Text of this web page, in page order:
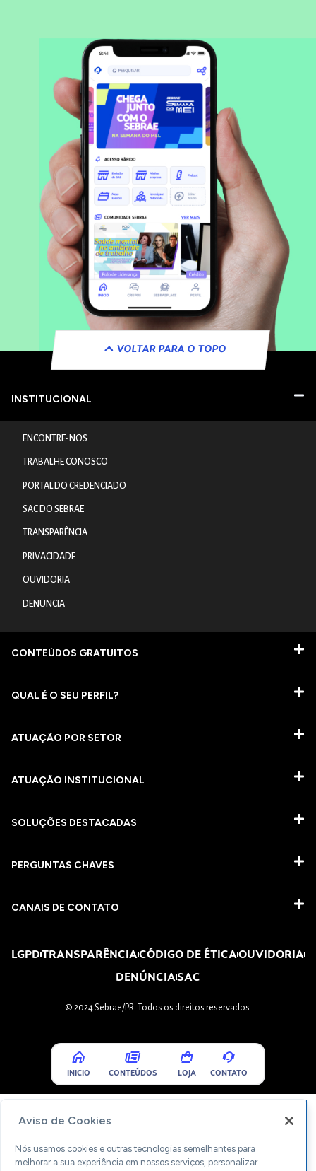
VOLTAR PARA O TOPO
INSTITUCIONAL
ENCONTRE-NOS
TRABALHE CONOSCO
PORTAL DO CREDENCIADO
SAC DO SEBRAE
TRANSPARÊNCIA
PRIVACIDADE
OUVIDORIA
DENUNCIA
CONTEÚDOS GRATUITOS
QUAL É O SEU PERFIL?
ATUAÇÃO POR SETOR
ATUAÇÃO INSTITUCIONAL
SOLUÇÕES DESTACADAS
PERGUNTAS CHAVES​
CANAIS DE CONTATO
LGPDTRANSPARÊNCIACÓDIGO DE ÉTICAOUVIDORIA
DENÚNCIASAC
© 2024 Sebrae/PR. Todos os direitos reservados.
INICIO CONTEÚDOS LOJA CONTATO
Aviso de Cookies
Nós usamos cookies e outras tecnologias semelhantes para
melhorar a sua experiência em nossos serviços, personalizar